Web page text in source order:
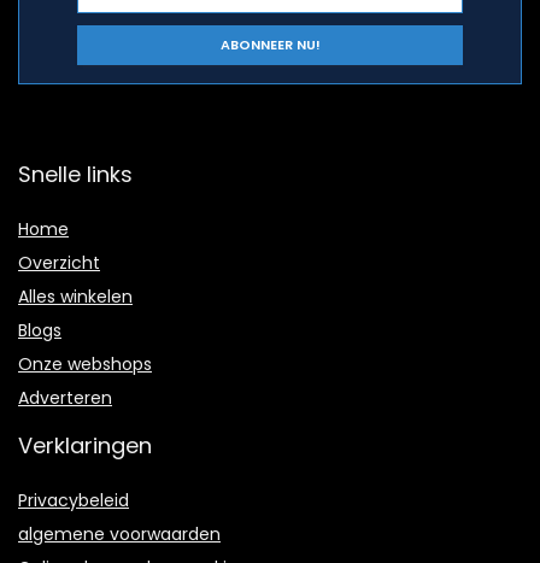
Snelle links
Home
Overzicht
Alles winkelen
Blogs
Onze webshops
Adverteren
Verklaringen
Privacybeleid
algemene voorwaarden